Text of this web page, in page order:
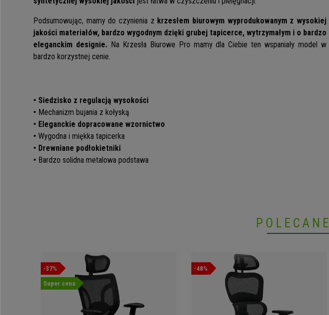
Podsumowując, mamy do czynienia z krzesłem biurowym wyprodukowanym z wysokiej
jakości materiałów, bardzo wygodnym dzięki grubej tapicerce, wytrzymałym i o bardzo
eleganckim designie. Na Krzesła Biurowe Pro mamy dla Ciebie ten wspaniały model w
bardzo korzystnej cenie.
• Siedzisko z regulacją wysokości
• Mechanizm bujania z kołyską
• Eleganckie dopracowane wzornictwo
• Wygodna i miękka tapicerka
• Drewniane podłokietniki
• Bardzo solidna metalowa podstawa
POLECANE
-37%
Super cena
-48%